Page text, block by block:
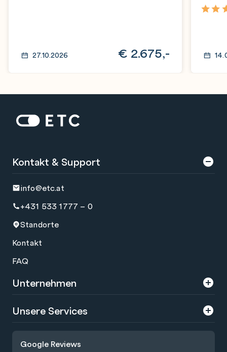
27.10.2026 € 2.675,-
Startseite: ETC
Google Reviews
Kontakt & Support
info@etc.at
+431 533 1777 – 0
Standorte
Kontakt
FAQ
Unternehmen
Über uns
Presse
Unsere Services